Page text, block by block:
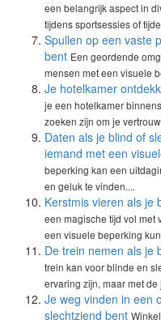
een belangrijk aspect in
tijdens sportsessies of
Spullen op een vaste
bent Een geordende
mensen met een visuele
Je hotelkamer
je een hotelkamer
zoeken zijn om je
Daten als je blind of
iemand met een
beperking kan een
en geluk te vinden....
Kerstmis vieren als je
een magische tijd vol met
een visuele beperking
De trein nemen als je
trein kan voor blinde en
ervaring zijn, maar met
Je weg vinden in een
slechtziend bent